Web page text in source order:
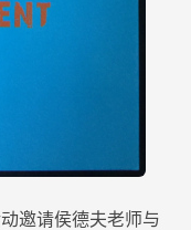
邀请侯德夫老师与